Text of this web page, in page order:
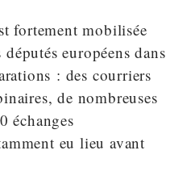
fortement mobilisée
européens dans
: des courriers
de nombreuses
échanges
eu lieu avant